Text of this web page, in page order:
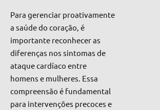
Para gerenciar proativamente
a saúde do coração, é
importante reconhecer as
diferenças nos sintomas de
ataque cardíaco entre
homens e mulheres. Essa
compreensão é fundamental
para intervenções precoces e